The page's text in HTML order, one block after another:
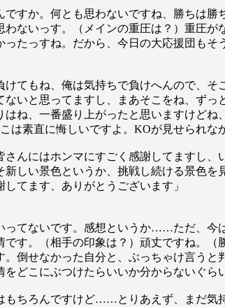
ですか。何とも思わないですね、勝ちは
ないっす。（メインの重圧は？）重圧
たっすね。だから、今日の大応援団も
けてもね、俺は気持ちで負けへんので、
いと思ってますし、まあそこをね、ず
ね、一番盛り上がったと思いますけどね
は素直に悔しいですよ。KOが見せられな
さんにはホンマにすごく感謝してますし
しい景色というか、挑戦し続ける景色
てます、ありがとうございます」
ってないです。感想というか……ただ、
す。（相手の印象は？）頑丈ですね。
倒せなかった自分と、ぶっちゃけ言う
どこにぶつけたらいいか分からないぐら
ちろんですけど……とりあえず、まだ気